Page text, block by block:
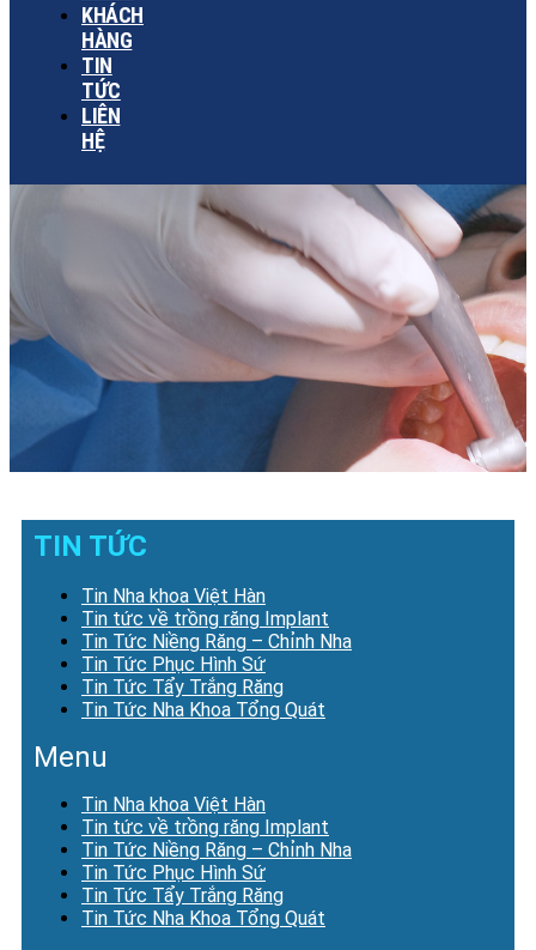
KHÁCH
HÀNG
TIN
TỨC
LIÊN
HỆ
TIN TỨC
Tin Nha khoa Việt Hàn
Tin tức về trồng răng Implant
Tin Tức Niềng Răng – Chỉnh Nha
Tin Tức Phục Hình Sứ
Tin Tức Tẩy Trắng Răng
Tin Tức Nha Khoa Tổng Quát
Menu
Tin Nha khoa Việt Hàn
Tin tức về trồng răng Implant
Tin Tức Niềng Răng – Chỉnh Nha
Tin Tức Phục Hình Sứ
Tin Tức Tẩy Trắng Răng
Tin Tức Nha Khoa Tổng Quát